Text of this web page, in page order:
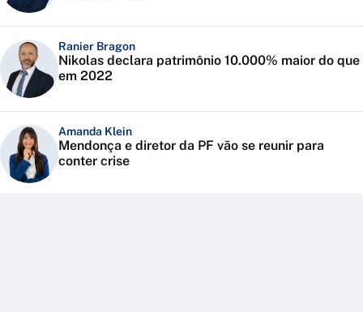
Ranier Bragon
Nikolas declara patrimônio 10.000% maior do que
em 2022
Amanda Klein
Mendonça e diretor da PF vão se reunir para
conter crise